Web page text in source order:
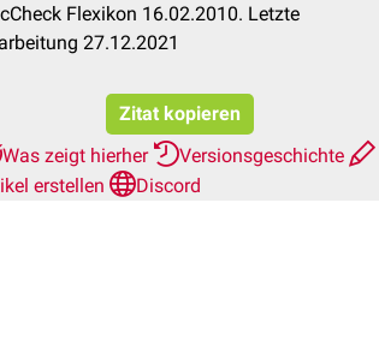
Flexikon 16.02.2010. Letzte
27.12.2021
Zitat kopieren
Was zeigt hierher
Versionsgeschichte
erstellen
Discord